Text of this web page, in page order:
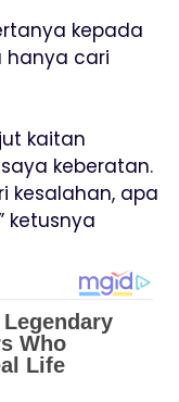
kepada
hanya cari
kaitan
keberatan.
kesalahan, apa
ketusnya